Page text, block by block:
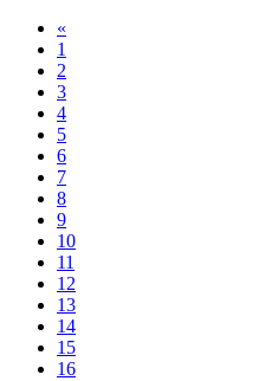
«
1
2
3
4
5
6
7
8
9
10
11
12
13
14
15
16